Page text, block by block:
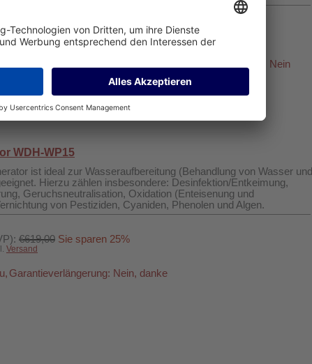
€899,00 Sie sparen 19%
Versand
Altgeräterücknahme: Nein
WDH-WP15
ist ideal zur Wasseraufbereitung (Behandlung von Wasser und
Hierzu zählen insbesondere: Desinfektion/Entkeimung,
Geruchsneutralisation, Oxidation (Enteisenung und
von Pestiziden, Cyaniden, Phenolen und Algen.
€619,00 Sie sparen 25%
Versand
Garantieverlängerung: Nein, danke